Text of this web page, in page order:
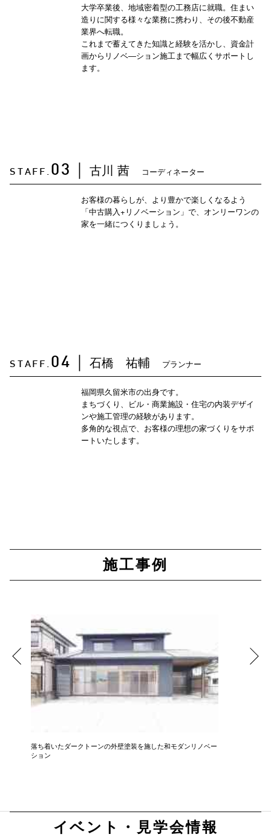
大学卒業後、地域密着型の工務店に就職。住まい
造りに関する様々な業務に携わり、その後不動産
業界へ転職。
これまで蓄えてきた知識と経験を活かし、資金計
画からリノベ―ション施工まで幅広くサポートし
ます。
STAFF. 03 古川 茜 コーディネーター
お客様の暮らしが、より豊かで楽しくなるよう
「中古購入+リノベーション」で、オンリーワンの
家を一緒につくりましょう。
STAFF. 04 石橋 祐輔 プランナー
福岡県久留米市の出身です。
まちづくり、ビル・商業施設・住宅の内装デザイ
ンや施工管理の経験があります。
多角的な視点で、お客様の理想の家づくりをサポ
ートいたします。
施工事例
落ち着いたダークトーンの外壁塗装を施した和モダンリノベー
ション
イベント・見学会情報